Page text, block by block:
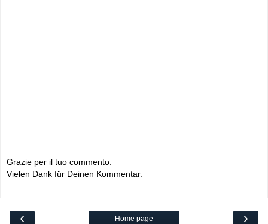
Grazie per il tuo commento.
Vielen Dank für Deinen Kommentar.
‹ ›
Home page